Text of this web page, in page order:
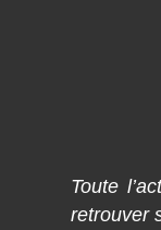
Toute
retrouver